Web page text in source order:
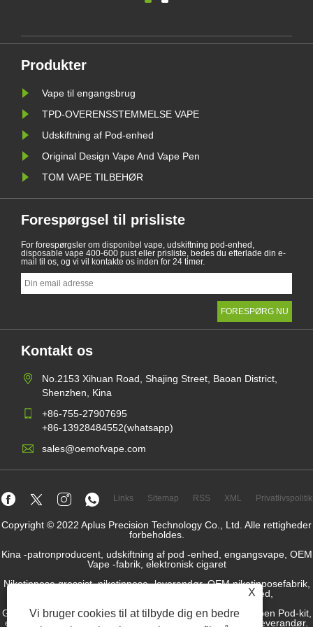
X
Vi bruger cookies til at tilbyde dig en bedre
elektroniske cigaretter i henhold til
Produkter
Vape til engangsbrug
TPD-OVERENSSTEMMELSE VAPE
Udskiftning af Pod-enhed
Original Design Vape And Vape Pen
TOM VAPE TILBEHØR
Forespørgsel til prisliste
For forespørgsler om disponibel vape, udskiftning pod-enhed,
disposable vape 400-600 pust eller prisliste, bedes du efterlade din e-
mail til os, og vi vil kontakte os inden for 24 timer.
Kontakt os
No.2153 Xihuan Road, Shajing Street, Baoan District,
Shenzhen, Kina
+86-755-27907695
+86-13928484552(whatsapp)
sales@oemofvape.com
Links Sitemap RSS XML Privatlivspolitik
Copyright © 2022 Aplus Precision Technology Co., Ltd. Alle rettigheder
forbeholdes.
Kina -patronproducent, udskiftning af pod -enhed, engangsvape, OEM
Vape -fabrik, elektronisk cigaret
Nikotinpose grossist, nikotinpose -leverandør, OEM nikotinposefabrik,
OEM -snusfabrik, nikotinpose, forudfyldt pod -enhed,
Genopfyldt pod-enhed, pod-system, lukket POD-enhed, Open Pod-kit,
e-væske, e-juice, elektronisk cigaretvæskproducent, snusleverandør.